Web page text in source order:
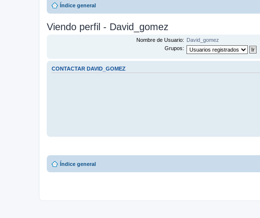
Índice general
Viendo perfil - David_gomez
Nombre de Usuario: David_gomez
Grupos:
CONTACTAR DAVID_GOMEZ
Índice general